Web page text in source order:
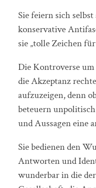
Sie feiern sich
konservative
sie „tolle Zeichen
Die Kontroverse
die Akzeptanz
aufzuzeigen, denn
beteuern
und Aussagen eine
Sie bedienen den
Antworten und
wunderbar in die